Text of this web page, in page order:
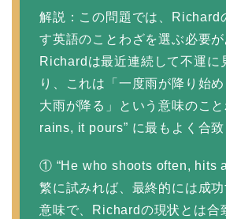
解説：この問題では、Richard
す英語のことわざを選ぶ必要が
Richardは最近連続して不運に
り、これは「一度雨が降り始
大雨が降る」という意味のこ
rains, it pours” に最もよく合致
① “He who shoots often, hits
繁に試みれば、最終的には成功
意味で、Richardの現状とは合